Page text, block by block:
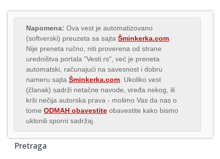
Napomena: Ova vest je automatizovano
(softverski) preuzeta sa sajta Šminkerka.com
Nije preneta ručno, niti proverena od strane
uredništva portala "Vesti.rs", već je preneta
automatski, računajući na savesnost i dobru
nameru sajta Šminkerka.com . Ukoliko vest
(članak) sadrži netačne navode, vređa nekog, ili
krši nečija autorska prava - molimo Vas da nas o
tome ODMAH obavestite obavestite kako bismo
uklonili sporni sadržaj.
Pretraga